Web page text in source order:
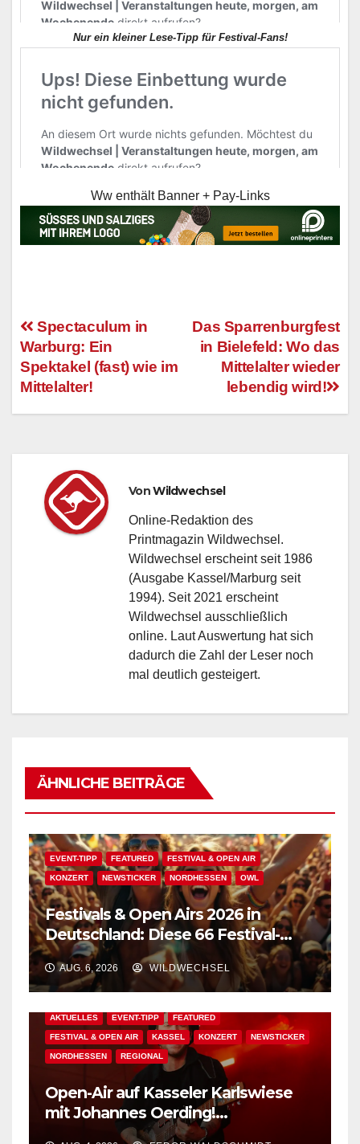
Nur ein kleiner Lese-Tipp für Festival-Fans!
Ww enthält Banner + Pay-Links
Beitragsnavigation
Das Sparrenburgfest
in Bielefeld: Wo das
Mittelalter wieder
lebendig wird!
Spectaculum in
Warburg: Ein
Spektakel (fast) wie im
Mittelalter!
VonWildwechsel
Online-Redaktion des
Printmagazin Wildwechsel.
Wildwechsel erscheint seit 1986
(Ausgabe Kassel/Marburg seit
1994). Seit 2021 erscheint
Wildwechsel ausschließlich
online. Laut Auswertung hat sich
dadurch die Zahl der Leser noch
mal deutlich gesteigert.
ÄHNLICHE BEITRÄGE
EVENT-TIPP FEATURED FESTIVAL & OPEN AIR
KONZERT NEWSTICKER NORDHESSEN OWL
Festivals & Open Airs 2026 in
Deutschland: Diese 66 Festival-
Events warten auf Dich!
AUG. 6, 2026 WILDWECHSEL
AKTUELLES EVENT-TIPP FEATURED
FESTIVAL & OPEN AIR KASSEL KONZERT NEWSTICKER
NORDHESSEN REGIONAL
Open-Air auf Kasseler Karlswiese
mit Johannes Oerding!
Zusatzkontingent an Tickets